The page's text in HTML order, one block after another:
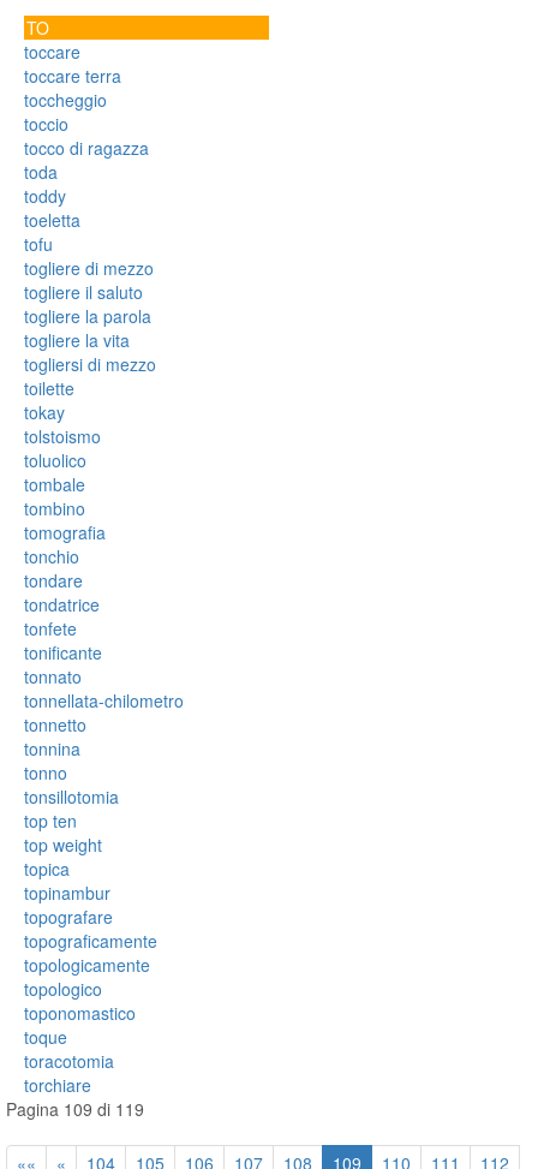
TO
toccare
toccare terra
toccheggio
toccio
tocco di ragazza
toda
toddy
toeletta
tofu
togliere di mezzo
togliere il saluto
togliere la parola
togliere la vita
togliersi di mezzo
toilette
tokay
tolstoismo
toluolico
tombale
tombino
tomografia
tonchio
tondare
tondatrice
tonfete
tonificante
tonnato
tonnellata-chilometro
tonnetto
tonnina
tonno
tonsillotomia
top ten
top weight
topica
topinambur
topografare
topograficamente
topologicamente
topologico
toponomastico
toque
toracotomia
torchiare
Pagina 109 di 119
«« « 104 105 106 107 108 109 110 111 112